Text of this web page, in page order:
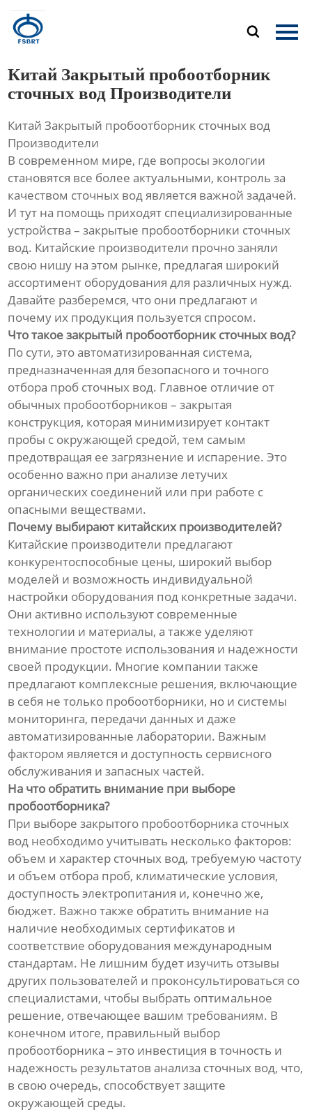

Главная
Новости
Контакты
Китай Закрытый пробоотборник
сточных вод Производители
Китай Закрытый пробоотборник сточных вод
Производители
В современном мире, где вопросы экологии
становятся все более актуальными, контроль за
качеством сточных вод является важной задачей.
И тут на помощь приходят специализированные
устройства – закрытые пробоотборники сточных
вод. Китайские производители прочно заняли
свою нишу на этом рынке, предлагая широкий
ассортимент оборудования для различных нужд.
Давайте разберемся, что они предлагают и
почему их продукция пользуется спросом.
Что такое закрытый пробоотборник сточных вод?
По сути, это автоматизированная система,
предназначенная для безопасного и точного
отбора проб сточных вод. Главное отличие от
обычных пробоотборников – закрытая
конструкция, которая минимизирует контакт
пробы с окружающей средой, тем самым
предотвращая ее загрязнение и испарение. Это
особенно важно при анализе летучих
органических соединений или при работе с
опасными веществами.
Почему выбирают китайских производителей?
Китайские производители предлагают
конкурентоспособные цены, широкий выбор
моделей и возможность индивидуальной
настройки оборудования под конкретные задачи.
Они активно используют современные
технологии и материалы, а также уделяют
внимание простоте использования и надежности
своей продукции. Многие компании также
предлагают комплексные решения, включающие
в себя не только пробоотборники, но и системы
мониторинга, передачи данных и даже
автоматизированные лаборатории. Важным
фактором является и доступность сервисного
обслуживания и запасных частей.
На что обратить внимание при выборе
пробоотборника?
При выборе закрытого пробоотборника сточных
вод необходимо учитывать несколько факторов:
объем и характер сточных вод, требуемую частоту
и объем отбора проб, климатические условия,
доступность электропитания и, конечно же,
бюджет. Важно также обратить внимание на
наличие необходимых сертификатов и
соответствие оборудования международным
стандартам. Не лишним будет изучить отзывы
других пользователей и проконсультироваться со
специалистами, чтобы выбрать оптимальное
решение, отвечающее вашим требованиям. В
конечном итоге, правильный выбор
пробоотборника – это инвестиция в точность и
надежность результатов анализа сточных вод, что,
в свою очередь, способствует защите
окружающей среды.